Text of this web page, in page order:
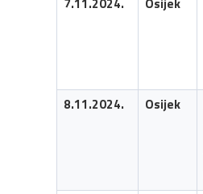
8.11.2024. Osijek